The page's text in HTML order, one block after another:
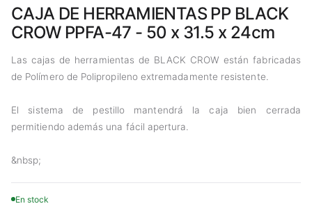
CAJA DE HERRAMIENTAS PP BLACK
CROW PPFA-47 - 50 x 31.5 x 24cm
Las cajas de herramientas de BLACK CROW están fabricadas
de Polímero de Polipropileno extremadamente resistente.
El sistema de pestillo mantendrá la caja bien cerrada
permitiendo además una fácil apertura.
&nbsp;
En stock